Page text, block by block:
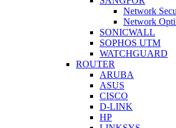
Network
Network
SONICWALL
SOPHOS UTM
WATCHGUARD
ROUTER
ARUBA
ASUS
CISCO
D-LINK
HP